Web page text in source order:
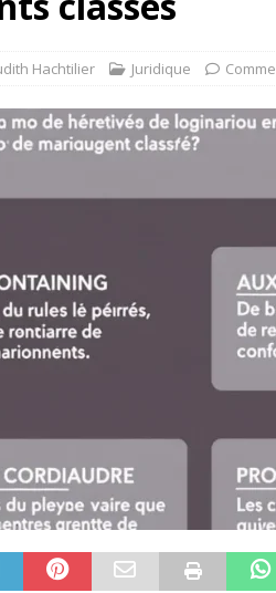
Hachtilier Juridique